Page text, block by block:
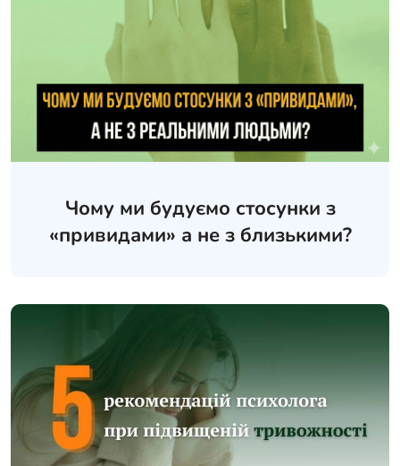
Чому ми будуємо стосунки з
«привидами» а не з близькими?